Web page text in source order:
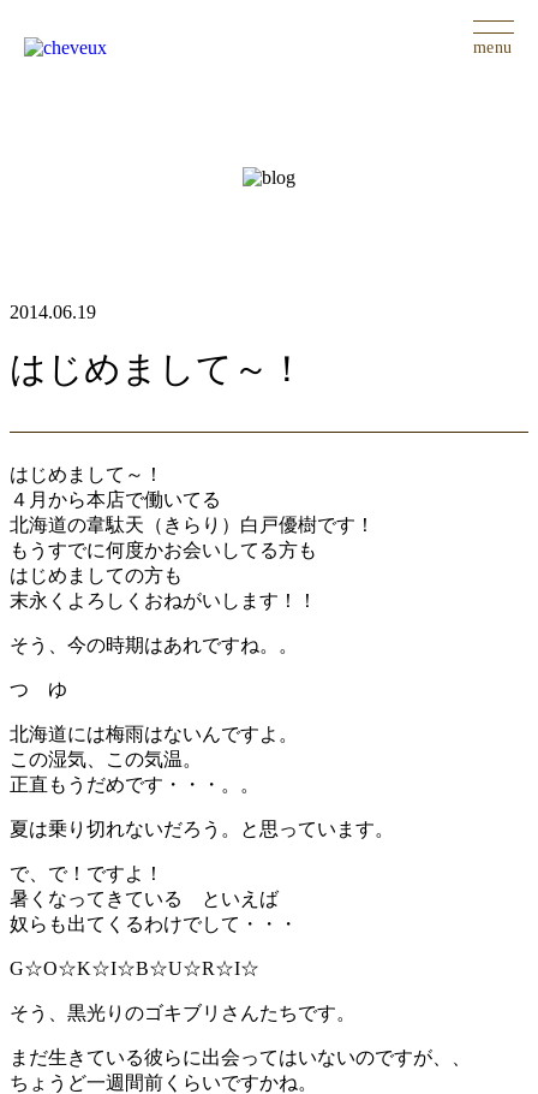
menu
2014.06.19
はじめまして～！
はじめまして～！
４月から本店で働いてる
北海道の韋駄天（きらり）白戸優樹です！
もうすでに何度かお会いしてる方も
はじめましての方も
末永くよろしくおねがいします！！
そう、今の時期はあれですね。。
つ ゆ
北海道には梅雨はないんですよ。
この湿気、この気温。
正直もうだめです・・・。。
夏は乗り切れないだろう。と思っています。
で、で！ですよ！
暑くなってきている といえば
奴らも出てくるわけでして・・・
G☆O☆K☆I☆B☆U☆R☆I☆
そう、黒光りのゴキブリさんたちです。
まだ生きている彼らに出会ってはいないのですが、、
ちょうど一週間前くらいですかね。